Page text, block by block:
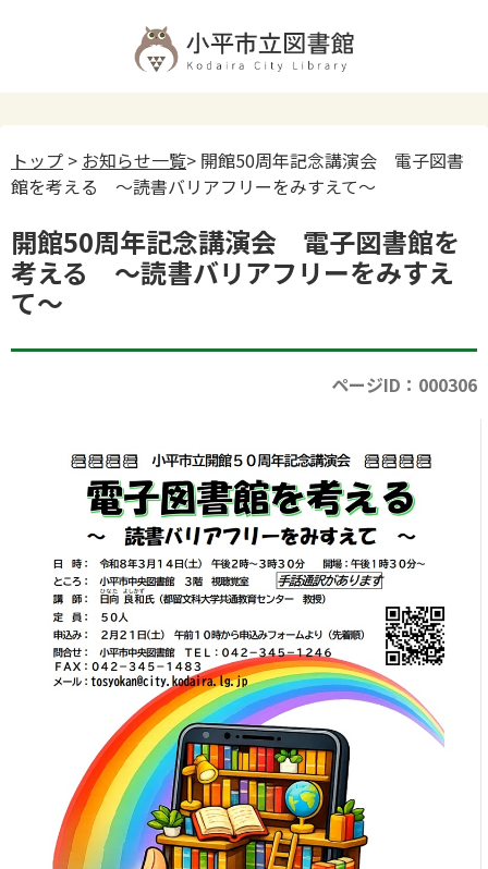
トップ > お知らせ一覧> 開館50周年記念講演会 電子図書
館を考える ～読書バリアフリーをみすえて～
開館50周年記念講演会 電子図書館を
考える ～読書バリアフリーをみすえ
て～
ページID：000306